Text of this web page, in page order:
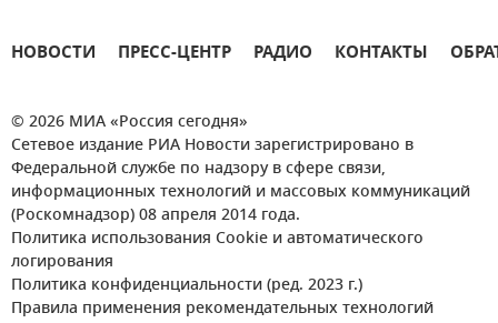
НОВОСТИ ПРЕСС-ЦЕНТР РАДИО КОНТАКТЫ
© 2026 МИА «Россия сегодня»
Сетевое издание РИА Новости зарегистрировано в
Федеральной службе по надзору в сфере связи,
информационных технологий и массовых коммуникаций
(Роскомнадзор) 08 апреля 2014 года.
Политика использования Cookie и автоматического
логирования
Политика конфиденциальности (ред. 2023 г.)
Правила применения рекомендательных технологий